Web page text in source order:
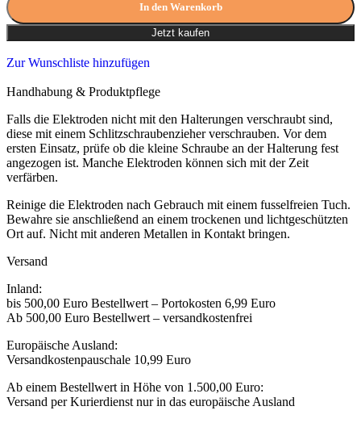
In den Warenkorb
Jetzt kaufen
Zur Wunschliste hinzufügen
Handhabung & Produktpflege
Falls die Elektroden nicht mit den Halterungen verschraubt sind,
diese mit einem Schlitzschraubenzieher verschrauben. Vor dem
ersten Einsatz, prüfe ob die kleine Schraube an der Halterung fest
angezogen ist. Manche Elektroden können sich mit der Zeit
verfärben.
Reinige die Elektroden nach Gebrauch mit einem fusselfreien Tuch.
Bewahre sie anschließend an einem trockenen und lichtgeschützten
Ort auf. Nicht mit anderen Metallen in Kontakt bringen.
Versand
Inland:
bis 500,00 Euro Bestellwert – Portokosten 6,99 Euro
Ab 500,00 Euro Bestellwert – versandkostenfrei
Europäische Ausland:
Versandkostenpauschale 10,99 Euro
Ab einem Bestellwert in Höhe von 1.500,00 Euro:
Versand per Kurierdienst nur in das europäische Ausland